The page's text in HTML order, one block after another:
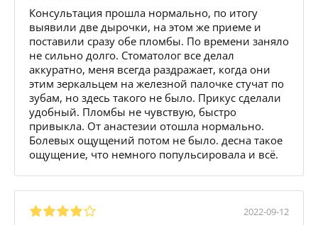
Консультация прошла нормально, по итогу
выявили две дырочки, на этом же приеме и
поставили сразу обе пломбы. По времени заняло
не сильно долго. Стоматолог все делал
аккуратно, меня всегда раздражает, когда они
этим зеркальцем на железной палочке стучат по
зубам, но здесь такого не было. Прикус сделали
удобный. Пломбы не чувствую, быстро
привыкла. От анастезии отошла нормально.
Болевых ощущений потом не было. десна такое
ощущение, что немного попульсировала и всё.
2022-09-12